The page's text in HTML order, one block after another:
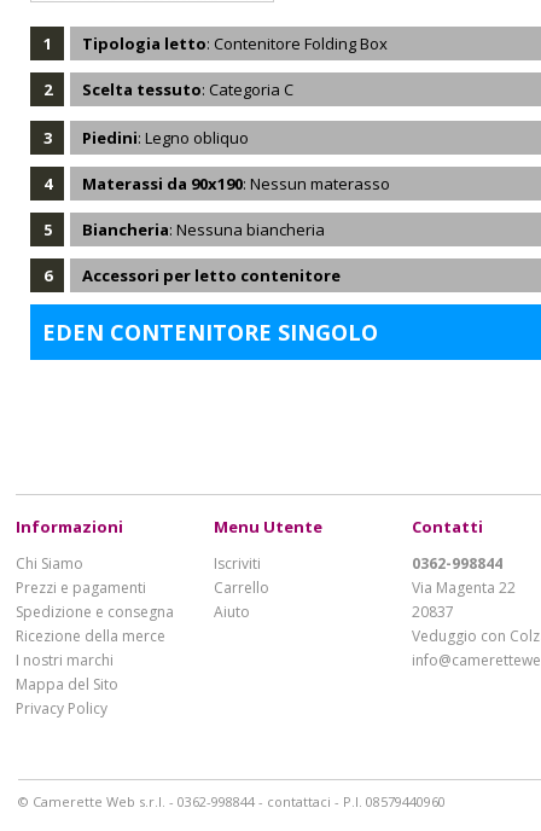
1 Tipologia letto: Contenitore Folding Box
2 Scelta tessuto: Categoria C
3 Piedini: Legno obliquo
4 Materassi da 90x190: Nessun materasso
5 Biancheria: Nessuna biancheria
6 Accessori per letto contenitore
EDEN CONTENITORE SINGOLO
Informazioni
Chi Siamo
Prezzi e pagamenti
Spedizione e consegna
Ricezione della merce
I nostri marchi
Mappa del Sito
Privacy Policy
Menu Utente
Iscriviti
Carrello
Aiuto
Contatti
0362-998844
Via Magenta 22
20837
Veduggio con
© Camerette Web s.r.l. - 0362-998844 - contattaci - P.I. 08579440960